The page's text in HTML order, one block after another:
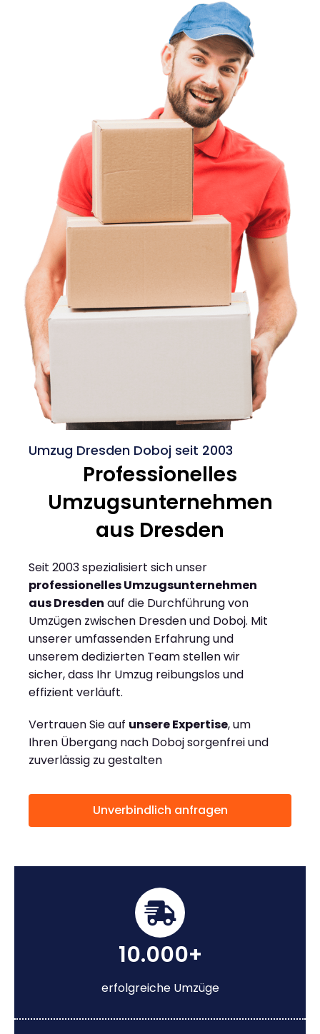
Umzug Dresden Doboj seit 2003
Professionelles
Umzugsunternehmen
aus Dresden
Seit 2003 spezialisiert sich unser
professionelles Umzugsunternehmen
aus Dresden auf die Durchführung von
Umzügen zwischen Dresden und Doboj. Mit
unserer umfassenden Erfahrung und
unserem dedizierten Team stellen wir
sicher, dass Ihr Umzug reibungslos und
effizient verläuft.
Vertrauen Sie auf unsere Expertise, um
Ihren Übergang nach Doboj sorgenfrei und
zuverlässig zu gestalten
Unverbindlich anfragen
10.000+
erfolgreiche Umzüge